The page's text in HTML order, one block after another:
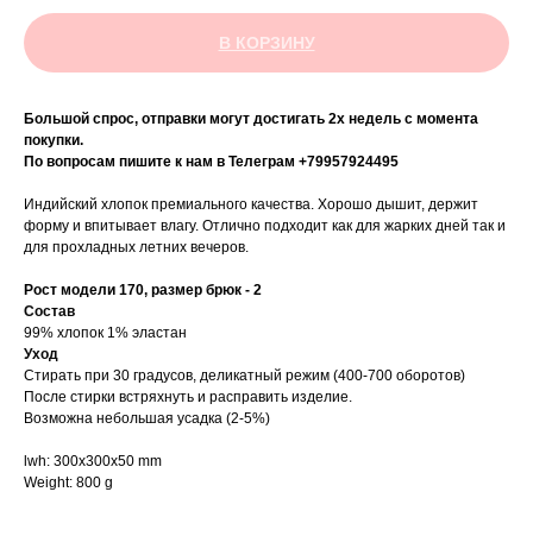
В КОРЗИНУ
Большой спрос, отправки могут достигать 2х недель с момента
покупки.
По вопросам пишите к нам в Телеграм +79957924495
Индийский хлопок премиального качества. Хорошо дышит, держит
форму и впитывает влагу. Отлично подходит как для жарких дней так и
для прохладных летних вечеров.
Рост модели 170, размер брюк - 2
Состав
99% хлопок 1% эластан
Уход
Стирать при 30 градусов, деликатный режим (400-700 оборотов)
После стирки встряхнуть и расправить изделие.
Возможна небольшая усадка (2-5%)
lwh: 300x300x50 mm
Weight: 800 g